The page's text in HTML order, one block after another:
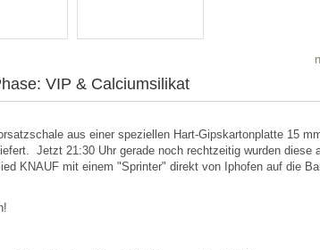
VIP & Calciumsilikat
aus einer speziellen Hart-Gipskartonplatte 15
Jetzt 21:30 Uhr gerade noch rechtzeitig wurden diese
KNAUF mit einem "Sprinter" direkt von Iphofen auf die